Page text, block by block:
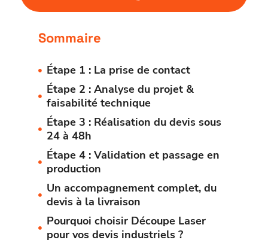
Sommaire
Étape 1 : La prise de contact
Étape 2 : Analyse du projet &
faisabilité technique
Étape 3 : Réalisation du devis sous
24 à 48h
Étape 4 : Validation et passage en
production
Un accompagnement complet, du
devis à la livraison
Pourquoi choisir Découpe Laser
pour vos devis industriels ?